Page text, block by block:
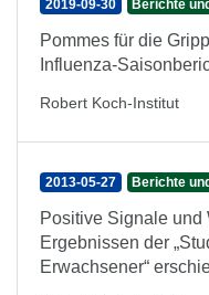
2019-09-30 Berichte
Pommes für die
Influenza-
Robert Koch-Institut
2013-05-27 Berichte
Positive Signale und
Ergebnissen der
Erwachsener“